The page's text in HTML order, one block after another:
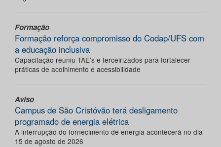
Formação
Formação reforça compromisso do Codap/UFS com
a educação inclusiva
Capacitação reuniu TAE’s e terceirizados para fortalecer
práticas de acolhimento e acessibilidade
Aviso
Campus de São Cristóvão terá desligamento
programado de energia elétrica
A interrupção do fornecimento de energia acontecerá no dia
15 de agosto de 2026